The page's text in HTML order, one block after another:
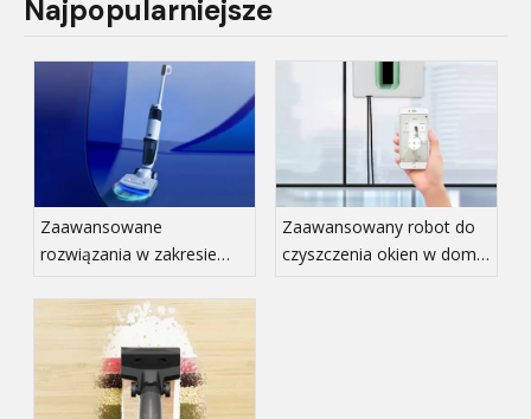
Najpopularniejsze
Zaawansowane
rozwiązania w zakresie
właścicieli zwierząt
domowych: inżynieryjna,
wysokowydajna
pielęgnacja podłóg OEM
Zaawansowany robot do
czyszczenia okien w domu: